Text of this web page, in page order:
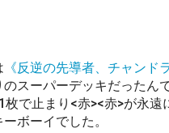
《反逆の先導者、チャンドラ
のスーパーデッキだったん
1枚で止まり<赤><赤>が永遠
ボーイでした。